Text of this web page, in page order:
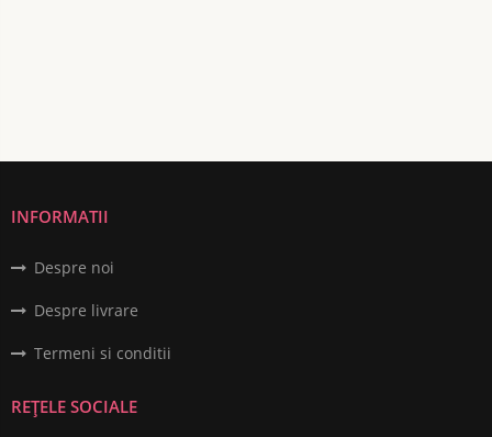
INFORMATII
Despre noi
Despre livrare
Termeni si conditii
REȚELE SOCIALE